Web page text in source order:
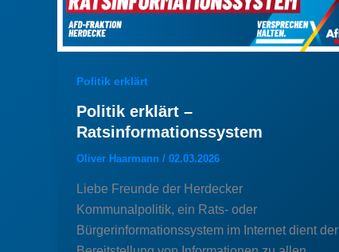
Politik erklärt
Politik erklärt –
Ratsinformationssystem
Oliver Haarmann / 02.03.2026
Liebe Freunde der Herdecker
Kommunalpolitik, ein Rats- oder
Bürgerinformationssystem im Internet dient der